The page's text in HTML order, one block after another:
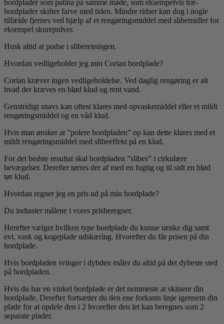
bordplader som patina på samme måde, som eksempelvis træ-
bordplader skifter farve med tiden. Mindre ridser kan dog i nogle
tilfælde fjernes ved hjælp af et rengøringsmiddel med slibemidler for
eksempel skurepulver.
Husk altid at pudse i sliberetningen.
Hvordan vedligeholder jeg min Corian bordplade?
Corian kræver ingen vedligeholdelse. Ved daglig rengøring er alt
hvad der kræves en blød klud og rent vand.
Genstridigt snavs kan oftest klares med opvaskemiddel eller et mildt
rengøringsmiddel og en våd klud.
Hvis man ønsker at ”polere bordpladen” op kan dette klares med et
mildt rengøringsmiddel med slibeeffekt på en klud.
For det bedste resultat skal bordpladen ”slibes” i cirkulære
bevægelser. Derefter tørres der af med en fugtig og til sidt en blød
tør klud.
Hvordan regner jeg en pris ud på min bordplade?
Du indtaster målene i vores prisberegner.
Herefter vælger hvilken type bordplade du kunne tænke dig samt
evt. vask og kogeplade udskæring. Hvorefter du får prisen på din
bordplade.
Hvis bordpladen svinger i dybden måler du altid på det dybeste sted
på bordpladen.
Hvis du har en vinkel bordplade er det nemmeste at skitsere din
bordplade. Derefter fortsætter du den ene forkants linje igennem din
plade for at opdele den i 2 hvorefter den let kan beregnes som 2
separate plader.